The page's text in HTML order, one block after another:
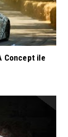
Concept ile